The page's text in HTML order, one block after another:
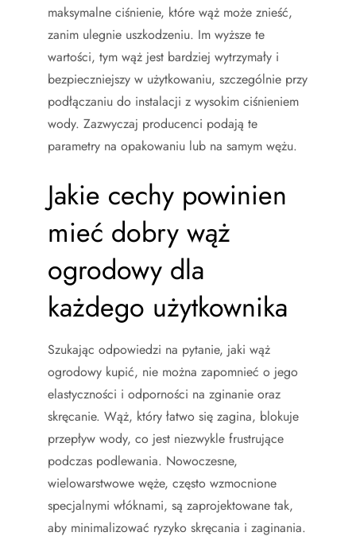
maksymalne ciśnienie, które wąż może znieść,
zanim ulegnie uszkodzeniu. Im wyższe te
wartości, tym wąż jest bardziej wytrzymały i
bezpieczniejszy w użytkowaniu, szczególnie przy
podłączaniu do instalacji z wysokim ciśnieniem
wody. Zazwyczaj producenci podają te
parametry na opakowaniu lub na samym wężu.
Jakie cechy powinien
mieć dobry wąż
ogrodowy dla
każdego użytkownika
Szukając odpowiedzi na pytanie, jaki wąż
ogrodowy kupić, nie można zapomnieć o jego
elastyczności i odporności na zginanie oraz
skręcanie. Wąż, który łatwo się zagina, blokuje
przepływ wody, co jest niezwykle frustrujące
podczas podlewania. Nowoczesne,
wielowarstwowe węże, często wzmocnione
specjalnymi włóknami, są zaprojektowane tak,
aby minimalizować ryzyko skręcania i zaginania.